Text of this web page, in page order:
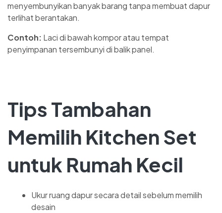
menyembunyikan banyak barang tanpa membuat dapur
terlihat berantakan.
Contoh: Laci di bawah kompor atau tempat
penyimpanan tersembunyi di balik panel.
Tips Tambahan
Memilih Kitchen Set
untuk Rumah Kecil
Ukur ruang dapur secara detail sebelum memilih
desain